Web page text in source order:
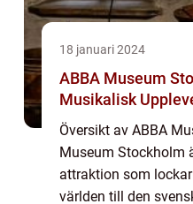
18 januari 2024
ABBA Museum
Musikalisk
Översikt av ABBA
Museum Stockholm
attraktion som
världen till den